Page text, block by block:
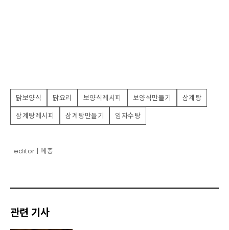
닭보양식 닭요리 보양식레시피 보양식만들기
삼계탕
삼계탕레시피
삼계탕만들기 임자수탕
editor | 메종
관련 기사